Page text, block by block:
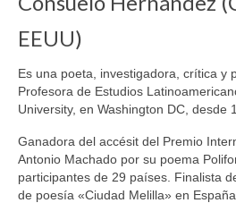
EEUU)
Es una poeta, investigadora, crítica y
Profesora de Estudios
University, en Washington DC, desde
Ganadora del accésit del Premio
Antonio Machado por su poema
participantes de 29 países. Finalista
de poesía «Ciudad Melilla» en